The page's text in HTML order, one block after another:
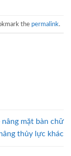
the permalink.
nâng mặt bàn chữ
thủy lực khác